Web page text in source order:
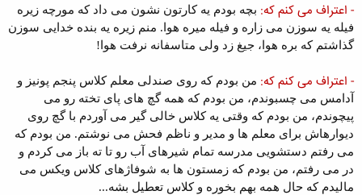
- اعتراف می کنم که: بچه بودم یه کارتون نشون می داد که مورچه زیره
فیله یه سوزن می زاره و فیله میره هوا. منم زیره یه بنده خدایی سوزن
گذاشتم که بره هوا، جیغ زد ولی متاسفانه نرفت هوا!
- اعتراف می کنم که: من بودم که روی صندلی معلم کلاس پنجم پونیز و
آدامس می چسبوندم، من بودم که همه گچ های پای تخته رو می
پیچوندم، من بودم که وقتی یه کلاس خالی گیر می آوردم با گچ روی
دیوارهاش برای معلم ها و مدیر و ناظم فحش می نوشتم. من بودم که
می رفتم دستشویی مدرسه تمام شیرهای آب رو تا ته باز می کردم و
در می رفتم، من بودم که زمستون ها به شوفاژهای کلاس ویکس می
مالیدم که حال همه بهم بخوره و کلاس تعطیل بشه...